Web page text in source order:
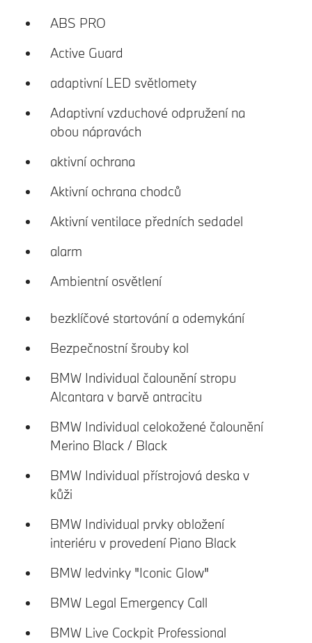
ABS PRO
Active Guard
adaptivní LED světlomety
Adaptivní vzduchové odpružení na
obou nápravách
aktivní ochrana
Aktivní ochrana chodců
Aktivní ventilace předních sedadel
alarm
Ambientní osvětlení
bezklíčové startování a odemykání
Bezpečnostní šrouby kol
BMW Individual čalounění stropu
Alcantara v barvě antracitu
BMW Individual celokožené čalounění
Merino Black / Black
BMW Individual přístrojová deska v
kůži
BMW Individual prvky obložení
interiéru v provedení Piano Black
BMW ledvinky "Iconic Glow"
BMW Legal Emergency Call
BMW Live Cockpit Professional